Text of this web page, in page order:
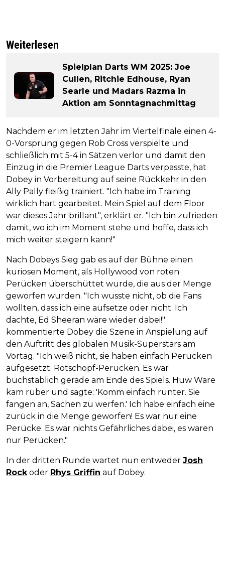
Weiterlesen
Spielplan Darts WM 2025: Joe
Cullen, Ritchie Edhouse, Ryan
Searle und Madars Razma in
Aktion am Sonntagnachmittag
Nachdem er im letzten Jahr im Viertelfinale einen 4-
0-Vorsprung gegen Rob Cross verspielte und
schließlich mit 5-4 in Sätzen verlor und damit den
Einzug in die Premier League Darts verpasste, hat
Dobey in Vorbereitung auf seine Rückkehr in den
Ally Pally fleißig trainiert. "Ich habe im Training
wirklich hart gearbeitet. Mein Spiel auf dem Floor
war dieses Jahr brillant", erklärt er. "Ich bin zufrieden
damit, wo ich im Moment stehe und hoffe, dass ich
mich weiter steigern kann!"
Nach Dobeys Sieg gab es auf der Bühne einen
kuriosen Moment, als Hollywood von roten
Perücken überschüttet wurde, die aus der Menge
geworfen wurden. "Ich wusste nicht, ob die Fans
wollten, dass ich eine aufsetze oder nicht. Ich
dachte, Ed Sheeran wäre wieder dabei!"
kommentierte Dobey die Szene in Anspielung auf
den Auftritt des globalen Musik-Superstars am
Vortag. "Ich weiß nicht, sie haben einfach Perücken
aufgesetzt. Rotschopf-Perücken. Es war
buchstäblich gerade am Ende des Spiels. Huw Ware
kam rüber und sagte: 'Komm einfach runter. Sie
fangen an, Sachen zu werfen.' Ich habe einfach eine
zurück in die Menge geworfen! Es war nur eine
Perücke. Es war nichts Gefährliches dabei, es waren
nur Perücken."
In der dritten Runde wartet nun entweder Josh
Rockoder Rhys Griffin auf Dobey.